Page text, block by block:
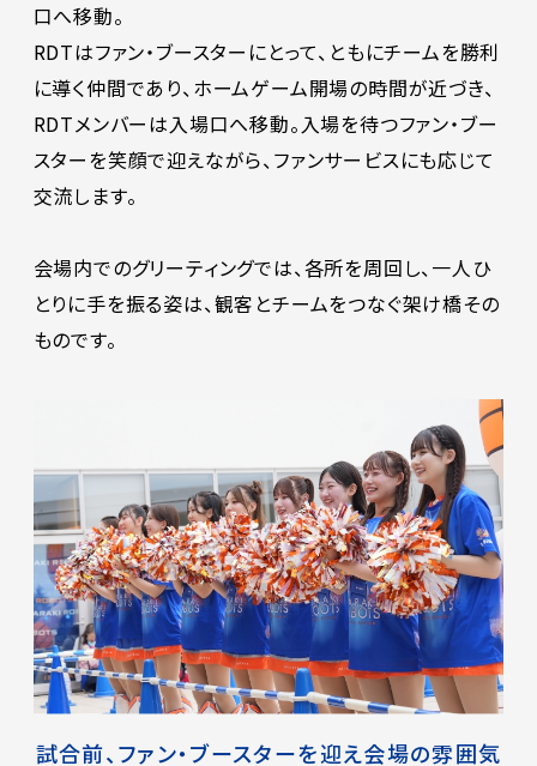
口へ移動。
RDTはファン・ブースターにとって、ともにチームを勝利
に導く仲間であり、ホームゲーム開場の時間が近づき、
RDTメンバーは入場口へ移動。入場を待つファン・ブー
スターを笑顔で迎えながら、ファンサービスにも応じて
交流します。
会場内でのグリーティングでは、各所を周回し、一人ひ
とりに手を振る姿は、観客とチームをつなぐ架け橋その
ものです。
試合前、ファン・ブースターを迎え会場の雰囲気